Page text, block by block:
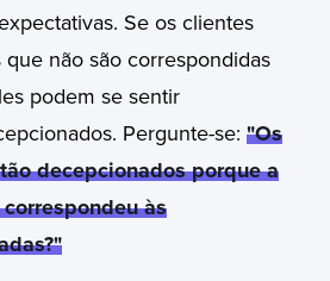
Se os clientes
não são correspondidas
podem se sentir
Pergunte-se: "Os
decepcionados porque a
às